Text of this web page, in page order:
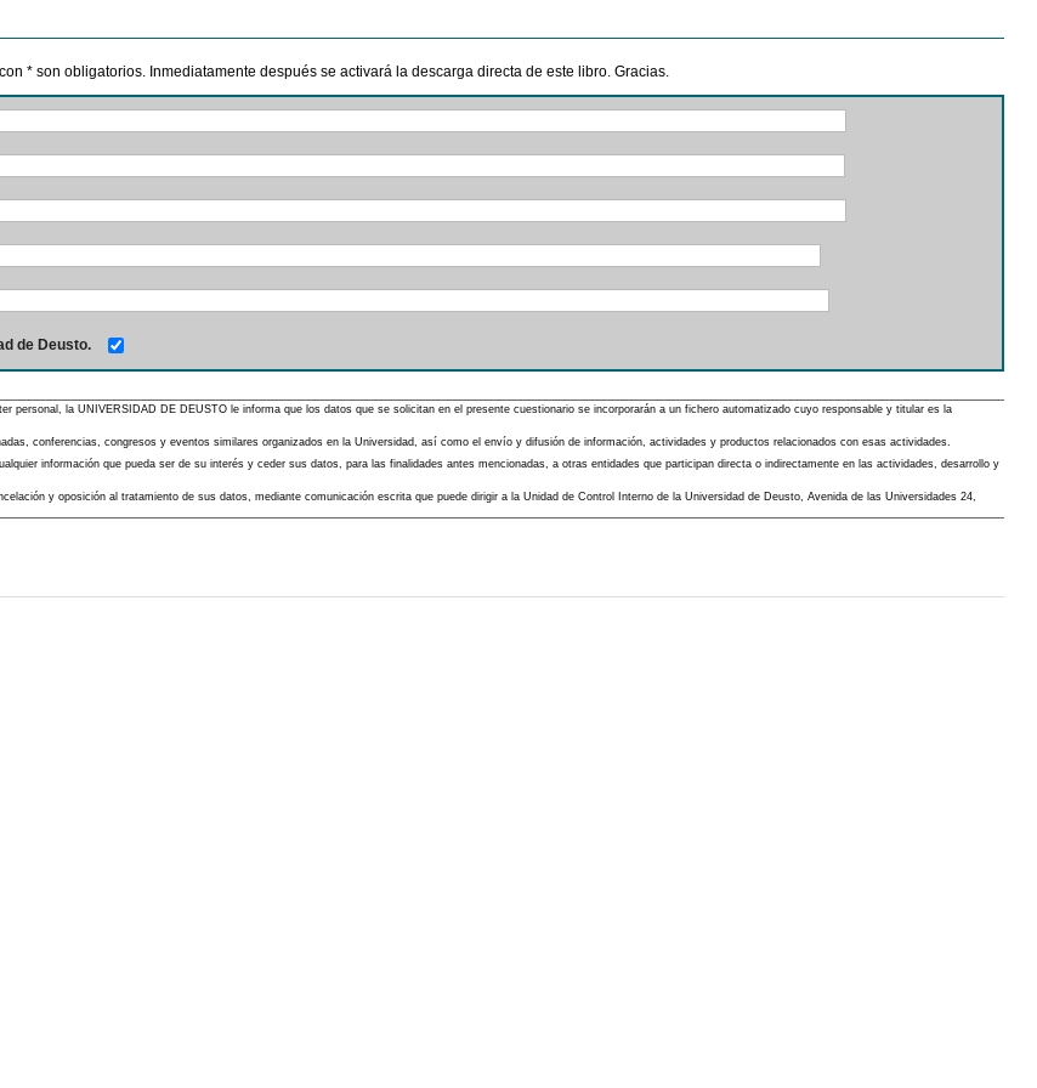
* son obligatorios. Inmediatamente después se activará la descarga directa de este libro. Gracias.
de Deusto.
personal, la UNIVERSIDAD DE DEUSTO le informa que los datos que se solicitan en el presente cuestionario se incorporarán a un fichero automatizado cuyo responsable y titular es la
conferencias, congresos y eventos similares organizados en la Universidad, así como el envío y difusión de información, actividades y productos relacionados con esas actividades.
información que pueda ser de su interés y ceder sus datos, para las finalidades antes mencionadas, a otras entidades que participan directa o indirectamente en las actividades, desarrollo y
y oposición al tratamiento de sus datos, mediante comunicación escrita que puede dirigir a la Unidad de Control Interno de la Universidad de Deusto, Avenida de las Universidades 24,